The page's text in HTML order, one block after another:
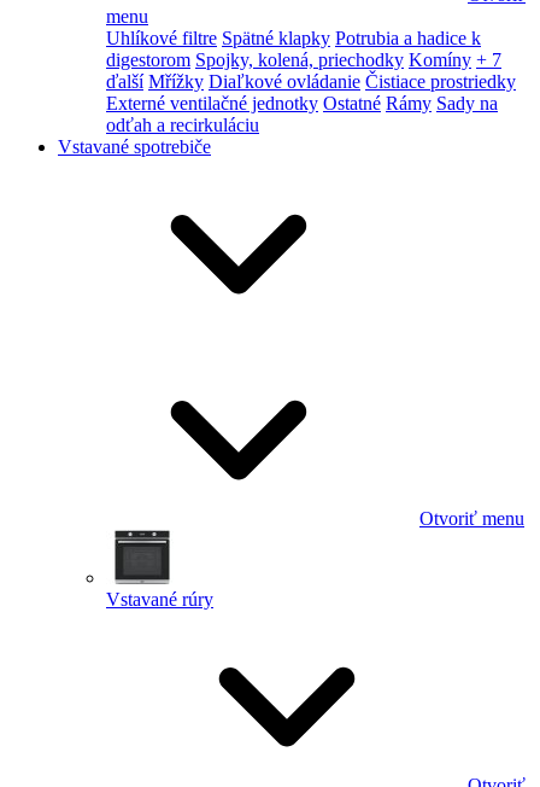
menu
Uhlíkové filtre Spätné klapky Potrubia a hadice k
digestorom Spojky, kolená, priechodky Komíny + 7
ďalší Mřížky Diaľkové ovládanie Čistiace prostriedky
Externé ventilačné jednotky Ostatné Rámy Sady na
odťah a recirkuláciu
Vstavané spotrebiče
Otvoriť menu
Vstavané rúry